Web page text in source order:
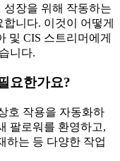
장을 위해 작동하는
니다. 이것이 어떻게
및 CIS 스트리머에게
니다.
요한가요?
호 작용을 자동화하
팔로워를 환영하고,
하는 등 다양한 작업